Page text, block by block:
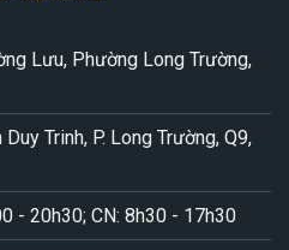
Lưu, Phường Long Trường,
Trinh, P. Long Trường, Q9,
- 20h30; CN: 8h30 - 17h30